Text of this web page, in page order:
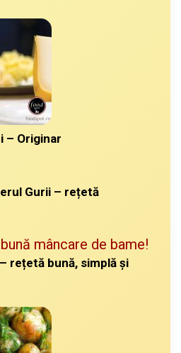
– Originar
Gurii – rețetă
rețetă bună, simplă și